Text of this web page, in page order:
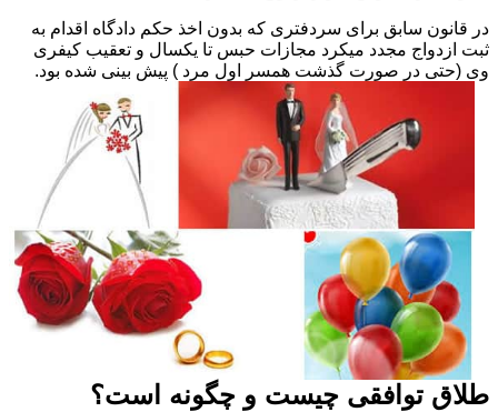
در قانون سابق برای سردفتری که بدون اخذ حکم دادگاه اقدام به
ثبت ازدواج مجدد میکرد مجازات حبس تا یکسال و تعقیب کیفری
وی (حتی در صورت گذشت همسر اول مرد ) پیش بینی شده بود.
طلاق توافقی چیست و چگونه است؟